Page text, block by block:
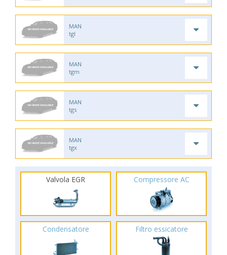
MAN
tgl
MAN
tgm
MAN
tgs
MAN
tgx
Valvola EGR Compressore AC
Condensatore Filtro essicatore